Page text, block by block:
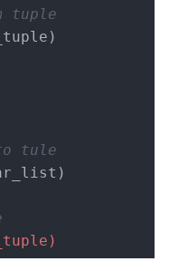
tuple
tule